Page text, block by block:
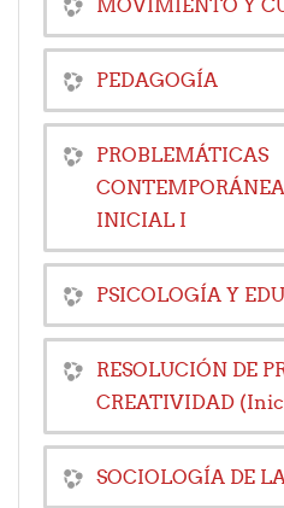
PEDAGOGÍA
PROBLEMÁTICAS
INICIAL I
PSICOLOGÍA Y
RESOLUCIÓN DE
CREATIVIDAD
SOCIOLOGÍA DE